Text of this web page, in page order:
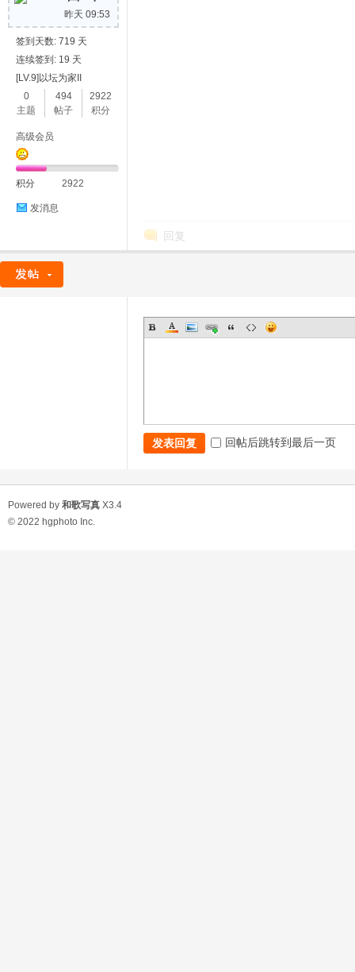
昨天 09:53
签到天数: 719 天
连续签到: 19 天
[LV.9]以坛为家II
0
主题
494
帖子
2922
积分
高级会员
积分 2922
发消息
回复
发表回复 回帖后跳转到最后一页
Powered by 和歌写真 X3.4
© 2022 hgphoto Inc.